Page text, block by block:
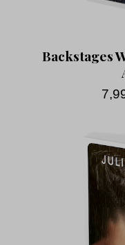
Backstages